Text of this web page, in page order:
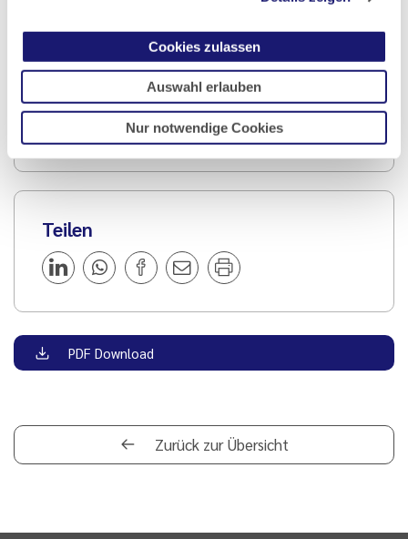
Cookies zulassen
Auswahl erlauben
Nur notwendige Cookies
Artikel geschrieben von:
Lukas Reus
Teilen
PDF Download
Zurück zur Übersicht